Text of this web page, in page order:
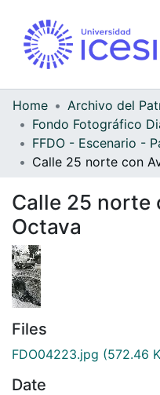
Home
Calle 25 norte
Octava
Files
FDO04223.jpg (572.46
Date